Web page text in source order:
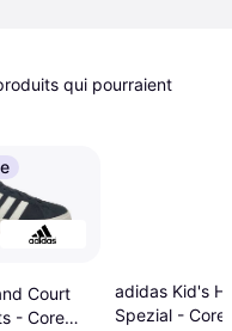
qui pourraient
Court
- Core
adidas Kid's
Spezial - Core